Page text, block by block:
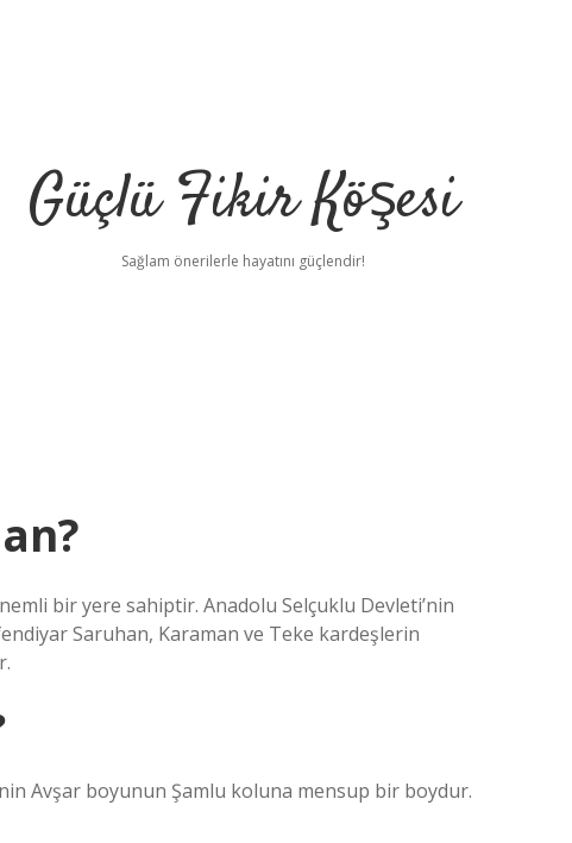
Güçlü Fikir Köşesi
Sağlam önerilerle hayatını güçlendir!
bir yere sahiptir. Anadolu Selçuklu Devleti’nin
Saruhan, Karaman ve Teke kardeşlerin
Avşar boyunun Şamlu koluna mensup bir boydur.